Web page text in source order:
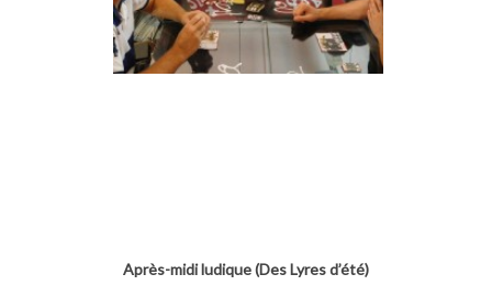
Après-midi ludique (Des Lyres d’été)